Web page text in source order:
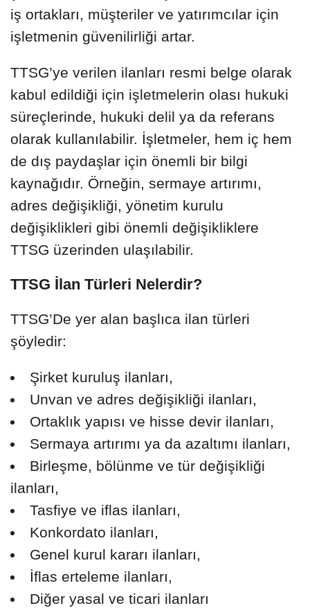
iş ortakları, müşteriler ve yatırımcılar için
işletmenin güvenilirliği artar.
TTSG’ye verilen ilanları resmi belge olarak
kabul edildiği için işletmelerin olası hukuki
süreçlerinde, hukuki delil ya da referans
olarak kullanılabilir. İşletmeler, hem iç hem
de dış paydaşlar için önemli bir bilgi
kaynağıdır. Örneğin, sermaye artırımı,
adres değişikliği, yönetim kurulu
değişiklikleri gibi önemli değişikliklere
TTSG üzerinden ulaşılabilir.
TTSG İlan Türleri Nelerdir?
TTSG’De yer alan başlıca ilan türleri
şöyledir:
Şirket kuruluş ilanları,
Unvan ve adres değişikliği ilanları,
Ortaklık yapısı ve hisse devir ilanları,
Sermaya artırımı ya da azaltımı ilanları,
Birleşme, bölünme ve tür değişikliği
ilanları,
Tasfiye ve iflas ilanları,
Konkordato ilanları,
Genel kurul kararı ilanları,
İflas erteleme ilanları,
Diğer yasal ve ticari ilanları